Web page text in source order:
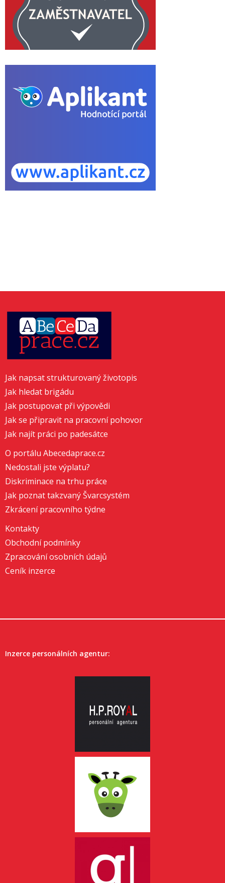
Jak napsat strukturovaný životopis
Jak hledat brigádu
Jak postupovat při výpovědi
Jak se připravit na pracovní pohovor
Jak najít práci po padesátce
O portálu Abecedaprace.cz
Nedostali jste výplatu?
Diskriminace na trhu práce
Jak poznat takzvaný Švarcsystém
Zkrácení pracovního týdne
Kontakty
Obchodní podmínky
Zpracování osobních údajů
Ceník inzerce
Inzerce personálních agentur: